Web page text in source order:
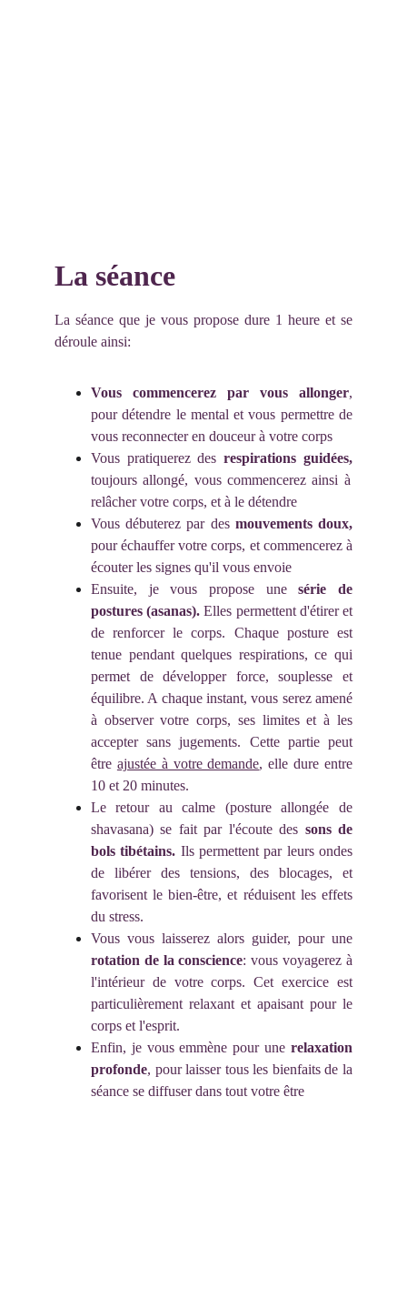
La séance
La séance que je vous propose dure 1 heure et se
déroule ainsi:
Vous commencerez par vous allonger,
pour détendre le mental et vous permettre de
vous reconnecter en douceur à votre corps
Vous pratiquerez desrespirations guidées,
toujours allongé, vous commencerez ainsi à
relâcher votre corps, et à le détendre
Vous débuterez par desmouvements doux,
pour échauffer votre corps, et commencerez à
écouter les signes qu'il vous envoie
Ensuite, je vous propose unesérie de
postures (asanas).Elles permettent d'étirer et
de renforcer le corps. Chaque posture est
tenue pendant quelques respirations, ce qui
permet de développer force, souplesse et
équilibre. A chaque instant, vous serez amené
à observer votre corps, ses limites et à les
accepter sans jugements. Cette partie peut
être ajustée à votre demande, elle dure entre
10 et 20 minutes.
Le retour au calme (posture allongée de
shavasana) se fait par l'écoute des sons de
bols tibétains. Ils permettent par leurs ondes
de libérer des tensions, des blocages, et
favorisent le bien-être, et réduisent les effets
du stress.
Vous vous laisserez alors guider, pour une
rotation de la conscience: vous voyagerez à
l'intérieur de votre corps. Cet exercice est
particulièrement relaxant et apaisant pour le
corps et l'esprit.
Enfin, je vous emmène pour une relaxation
profonde, pour laisser tous les bienfaits de la
séance se diffuser dans tout votre être